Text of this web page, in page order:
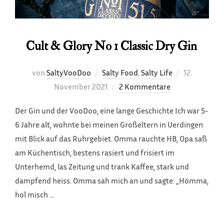
Cult & Glory No 1 Classic Dry Gin
von SaltyVooDoo Salty Food, Salty Life
12.
November 2021
2 Kommentare
Der Gin und der VooDoo, eine lange Geschichte Ich war 5-
6 Jahre alt, wohnte bei meinen Großeltern in Uerdingen
mit Blick auf das Ruhrgebiet. Omma rauchte HB, Opa saß
am Küchentisch, bestens rasiert und frisiert im
Unterhemd, las Zeitung und trank Kaffee, stark und
dampfend heiss. Omma sah mich an und sagte: „Hömma,
hol misch …